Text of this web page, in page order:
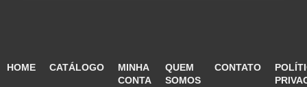
HOME CATÁLOGO
MINHA
CONTA
QUEM
SOMOS
CONTATO